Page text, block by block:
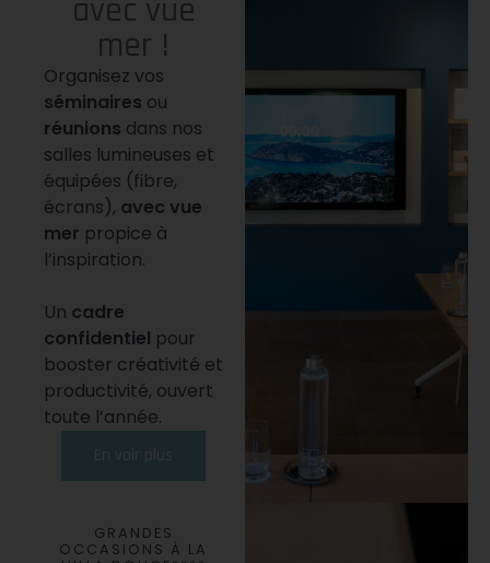
avec vue
mer !
Organisez vos
séminaires ou
réunions dans nos
salles lumineuses et
équipées (fibre,
écrans), avec vue
mer propice à
l’inspiration.
Un cadre
confidentiel pour
booster créativité et
productivité, ouvert
toute l’année.
En voir plus
GRANDES
OCCASIONS À LA